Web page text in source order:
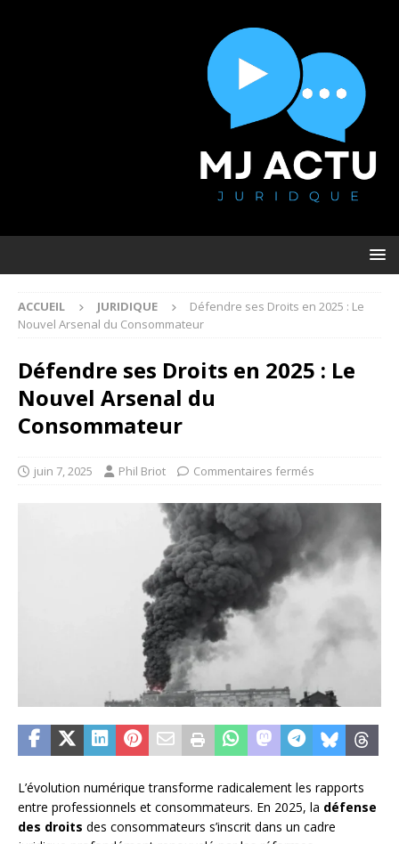
ACCUEIL JURIDIQUE
Défendre ses Droits en 2025 : Le
Nouvel Arsenal du Consommateur
Défendre ses Droits en 2025 : Le
Nouvel Arsenal du
Consommateur
juin 7, 2025 Phil Briot Commentaires fermés
L’évolution numérique transforme radicalement les rapports
entre professionnels et consommateurs. En 2025, la défense
des droits des consommateurs s’inscrit dans un cadre